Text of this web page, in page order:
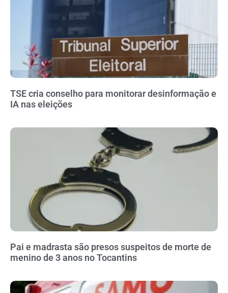
TSE cria conselho para monitorar desinformação e
IA nas eleições
Pai e madrasta são presos suspeitos de morte de
menino de 3 anos no Tocantins